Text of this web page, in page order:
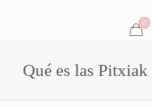
0
Qué es las Pitxiak